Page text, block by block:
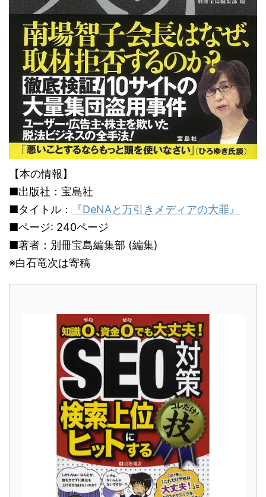
【本の情報】
■出版社：宝島社
■タイトル：
『DeNAと万引きメディアの大罪』
■ページ: 240ページ
■著者：別冊宝島編集部 (編集)
※白石竜次は寄稿